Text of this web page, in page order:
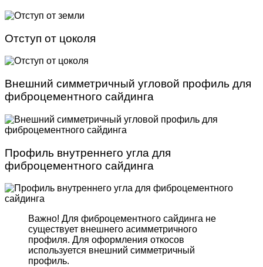
Отступ от цоколя
Внешний симметричный угловой профиль для
фиброцементного сайдинга
Профиль внутреннего угла для
фиброцементного сайдинга
Важно! Для фиброцемент­ного сайдинга не
существует внешнего асимметрич­ного
профиля. Для оформле­ния откосов
используется внешний симметричный
профиль.